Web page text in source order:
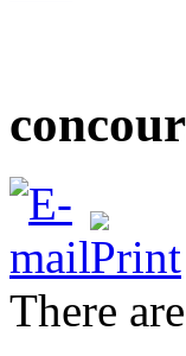
There